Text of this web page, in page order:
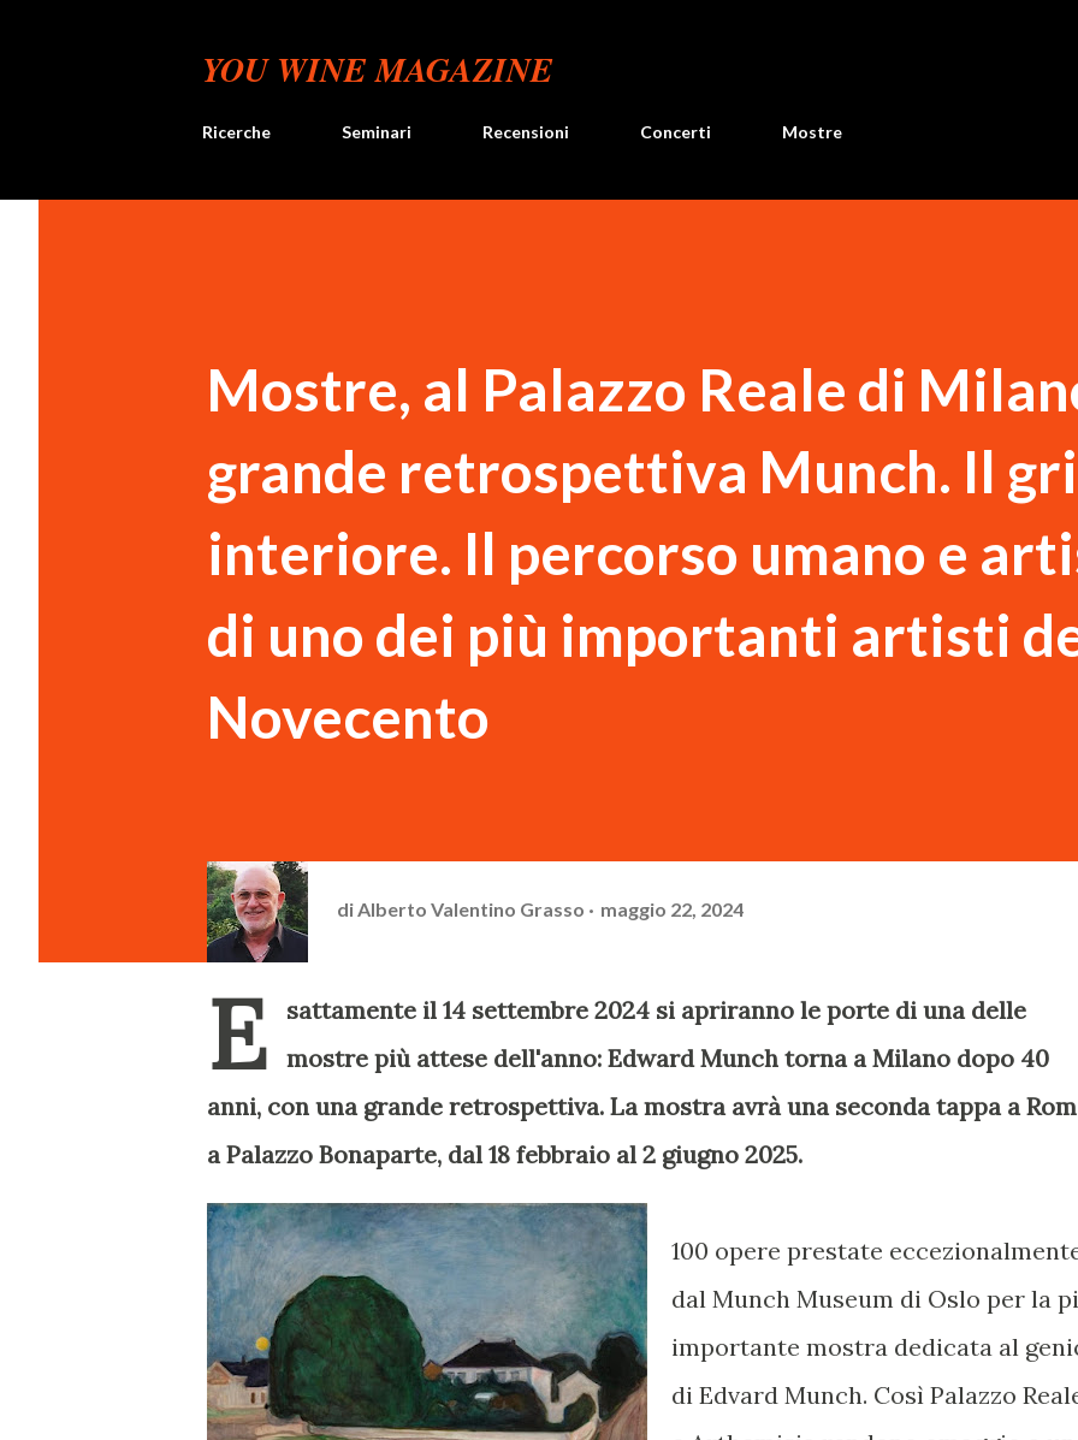
YOU WINE MAGAZINE
Ricerche Seminari Recensioni Concerti Mostre
Mostre, al Palazzo Reale di
grande retrospettiva Munch. Il
interiore. Il percorso umano e
di uno dei più importanti artisti
Novecento
di Alberto Valentino Grasso maggio 22, 2024
E
sattamente il 14 settembre 2024 si apriranno le porte di una delle
mostre più attese dell'anno: Edward Munch torna a Milano dopo 40
anni, con una grande retrospettiva. La mostra avrà una seconda tappa a
a Palazzo Bonaparte, dal 18 febbraio al 2 giugno 2025.
100 opere prestate
dal Munch Museum di Oslo per la
importante mostra dedicata al
di Edvard Munch. Così Palazzo